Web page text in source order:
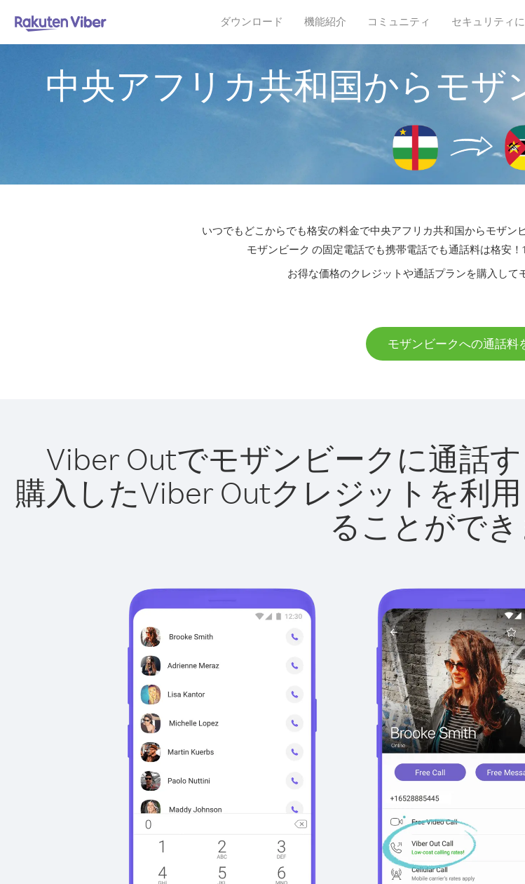
ダウンロード 機能紹介 コミュニティ セキュリティ
中央アフリカ共和国からモザ
いつでもどこからでも格安の料金で中央アフリカ共和国からモザン
モザンビーク の固定電話でも携帯電話でも通話料は格安！
お得な価格のクレジットや通話プランを購入して
モザンビークへの通話料
Viber Outでモザンビークに通話
購入したViber Outクレジットを利
ることができ